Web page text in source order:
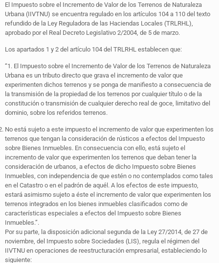
El Impuesto sobre el Incremento de Valor de los Terrenos de Naturaleza
Urbana (IIVTNU) se encuentra regulado en los artículos 104 a 110 del texto
refundido de la Ley Reguladora de las Haciendas Locales (TRLRHL),
aprobado por el Real Decreto Legislativo 2/2004, de 5 de marzo.
Los apartados 1 y 2 del artículo 104 del TRLRHL establecen que:
“1. El Impuesto sobre el Incremento de Valor de los Terrenos de Naturaleza
Urbana es un tributo directo que grava el incremento de valor que
experimenten dichos terrenos y se ponga de manifiesto a consecuencia de
la transmisión de la propiedad de los terrenos por cualquier título o de la
constitución o transmisión de cualquier derecho real de goce, limitativo del
dominio, sobre los referidos terrenos.
No está sujeto a este impuesto el incremento de valor que experimenten los
terrenos que tengan la consideración de rústicos a efectos del Impuesto
sobre Bienes Inmuebles. En consecuencia con ello, está sujeto el
incremento de valor que experimenten los terrenos que deban tener la
consideración de urbanos, a efectos de dicho Impuesto sobre Bienes
Inmuebles, con independencia de que estén o no contemplados como tales
en el Catastro o en el padrón de aquél. A los efectos de este impuesto,
estará asimismo sujeto a éste el incremento de valor que experimenten los
terrenos integrados en los bienes inmuebles clasificados como de
características especiales a efectos del Impuesto sobre Bienes
Inmuebles.”.
Por su parte, la disposición adicional segunda de la Ley 27/2014, de 27 de
noviembre, del Impuesto sobre Sociedades (LIS), regula el régimen del
IIVTNU en operaciones de reestructuración empresarial, estableciendo lo
siguiente: